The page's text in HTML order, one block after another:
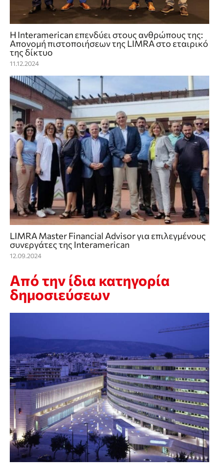
Η Interamerican επενδύει στους ανθρώπους της:
Απονομή πιστοποιήσεων της LIMRA στο εταιρικό
της δίκτυο
11.12.2024
LIMRA Master Financial Advisor για επιλεγμένους
συνεργάτες της Interamerican
12.09.2024
Από την ίδια κατηγορία
δημοσιεύσεων